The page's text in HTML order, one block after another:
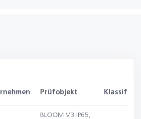
Prüfobjekt
BLOOM V3 IP65,